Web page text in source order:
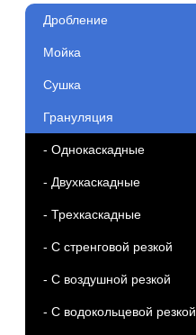
Дробление
Мойка
Сушка
Грануляция
- Однокаскадные
- Двухкаскадные
- Трехкаскадные
- С стренговой резкой
- С воздушной резкой
- С водокольцевой резкой